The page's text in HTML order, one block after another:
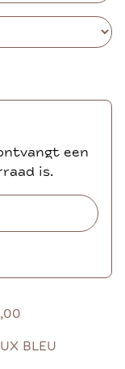
een
is.
BLEU